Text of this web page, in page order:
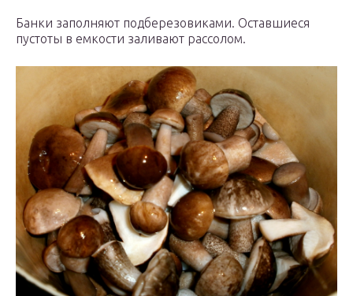
Банки заполняют подберезовиками. Оставшиеся
пустоты в емкости заливают рассолом.